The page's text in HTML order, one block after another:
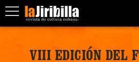
VIII EDICIÓN DEL